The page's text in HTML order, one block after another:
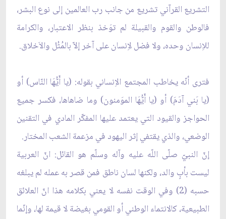
التشريع القرآني تشريع من جانب رب العالمين إلى نوع البشر،
فالوطن والقوم والقبيلة لم توَخذ بنظر الاعتبار، والكرامة
للاِنسان وحده، ولا فضل لاِنسان على آخر إلاّ بالمُثُل والاَخلاق.
فترى أنّه يخاطب المجتمع الاِنساني بقوله: (يا أَيُّهَا النّاس) أو
(يا بَني آدَمَ) أو (يا أَيُّهَا الموَمنون) وما ضاهاها، فكسر جميع
الحواجز والقيود التي يعتمد عليها المفكّر المادي في التقنين
الوضعي، والذي يقتفي إثر اليهود في مزعمة الشعب المختار.
إنّ النبيّ صلّى اللّه عليه وآله وسلّم هو القائل: انّ العربية
ليست بأبٍ والد، ولكنها لسان ناطق فمن قصر به عمله لم يبلغه
حسبه (2) وفي الوقت نفسه لا يعني بكلامه هذا انّ العلائق
الطبيعية، كالانتماء الوطني أو القومي بغيضة لا قيمة لها، وإنّما